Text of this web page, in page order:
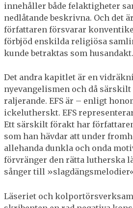
innehåller både felaktigheter
nedlåtande beskrivna. Och det
författaren försvarar
förbjöd enskilda religiösa
kunde betraktas som husandakt.
Det andra kapitlet är en
nyevangelismen och då särskilt
raljerande. EFS är – enligt
ickelutherskt. EFS
Ett särskilt förakt har
som han hävdar att under
allehanda dunkla och onda
förvränger den rätta lutherska
sånger till
Läseriet och